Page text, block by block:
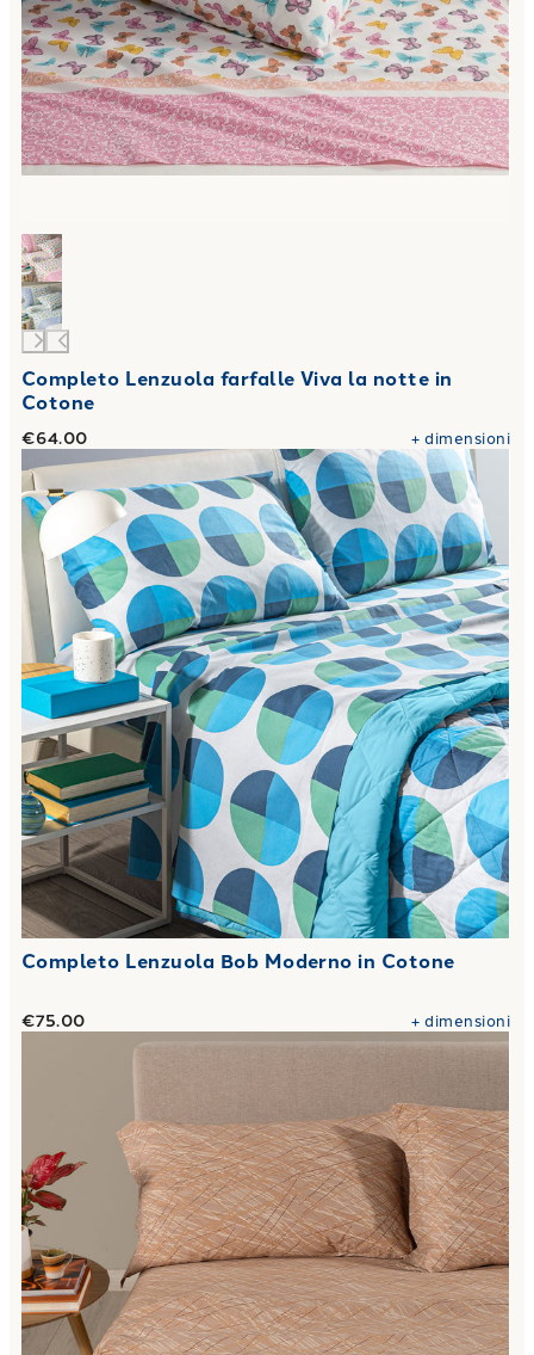
Completo Lenzuola farfalle Viva la notte in
Cotone
€64.00 +dimensioni
Link to "Completo Lenzuola Bob Moderno in Cotone"
Completo Lenzuola Bob Moderno in Cotone
€75.00 +dimensioni
Completo Lenzuola Notting Casa Color in Cotone